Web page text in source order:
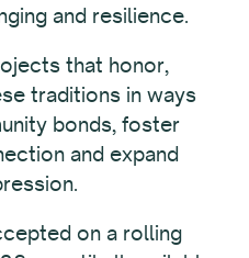
and resilience.
that honor,
traditions in ways
bonds, foster
and expand
on a rolling